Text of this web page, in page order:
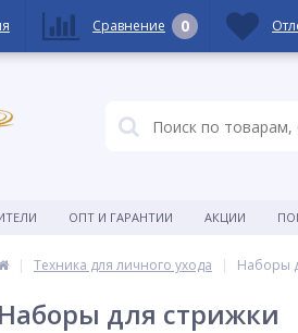
ОПТ И ГАРАНТИИ АКЦИИ
Техника для личного ухода Наборы
Наборы для стрижки
Сравнение 0